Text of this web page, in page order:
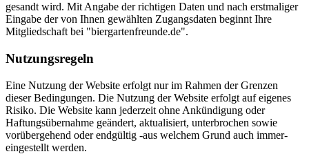
gesandt wird. Mit Angabe der richtigen Daten und nach erstmaliger
Eingabe der von Ihnen gewählten Zugangsdaten beginnt Ihre
Mitgliedschaft bei "biergartenfreunde.de".
Nutzungsregeln
Eine Nutzung der Website erfolgt nur im Rahmen der Grenzen
dieser Bedingungen. Die Nutzung der Website erfolgt auf eigenes
Risiko. Die Website kann jederzeit ohne Ankündigung oder
Haftungsübernahme geändert, aktualisiert, unterbrochen sowie
vorübergehend oder endgültig -aus welchem Grund auch immer-
eingestellt werden.